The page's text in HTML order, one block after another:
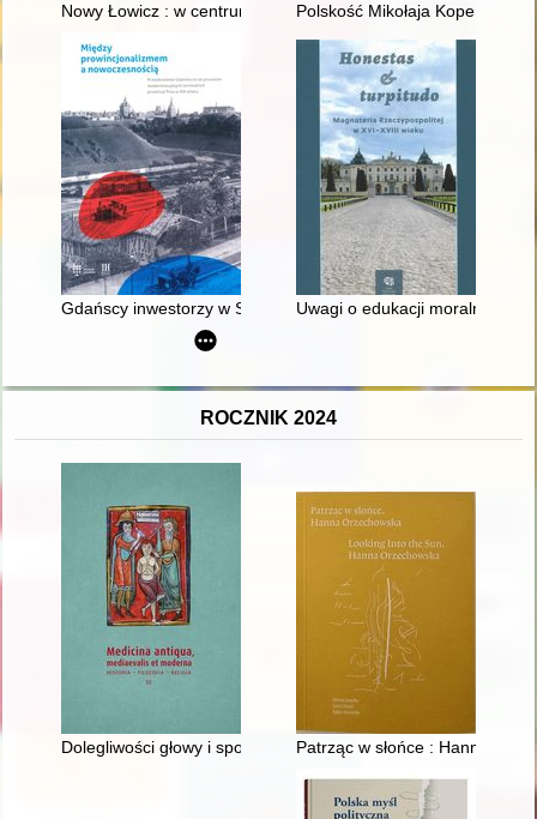
Nowy Łowicz : w centrum poligonu drawskiego od
Polskość Mikołaja Kopernika z
Gdańscy inwestorzy w Sopocie : prestiż finansowy i
Uwagi o edukacji moralnej
ROCZNIK 2024
Dolegliwości głowy i sposoby ich leczenia w wybranych
Patrząc w słońce : Hanna